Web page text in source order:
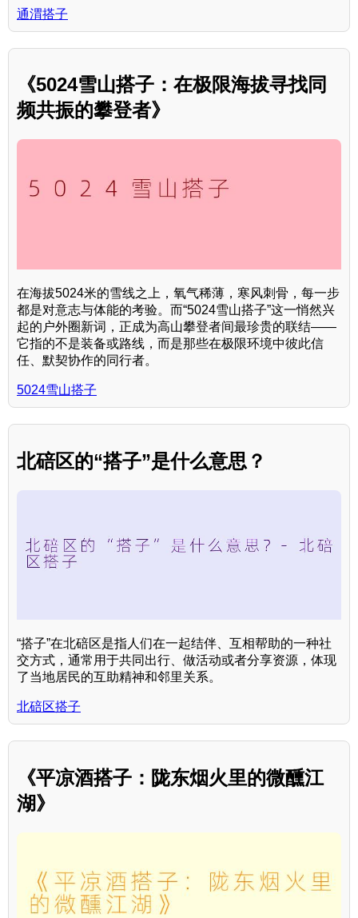
通渭搭子
《5024雪山搭子：在极限海拔寻找同
频共振的攀登者》
在海拔5024米的雪线之上，氧气稀薄，寒风刺骨，每一步
都是对意志与体能的考验。而“5024雪山搭子”这一悄然兴
起的户外圈新词，正成为高山攀登者间最珍贵的联结——
它指的不是装备或路线，而是那些在极限环境中彼此信
任、默契协作的同行者。
5024雪山搭子
北碚区的“搭子”是什么意思？
“搭子”在北碚区是指人们在一起结伴、互相帮助的一种社
交方式，通常用于共同出行、做活动或者分享资源，体现
了当地居民的互助精神和邻里关系。
北碚区搭子
《平凉酒搭子：陇东烟火里的微醺江
湖》